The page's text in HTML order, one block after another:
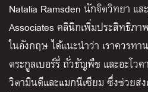
Natalia Ramsden นักจิตวิทยา แล
Associates คลินิกเพิ่มประสิทธิภา
ในอังกฤษ ได้แนะนำว่า เราควรท
ตระกูลเบอร์รี่ ถั่วธัญพืช และอะโวค
วิตามินดีและแมกนีเซียม ซึ่งช่วยส่